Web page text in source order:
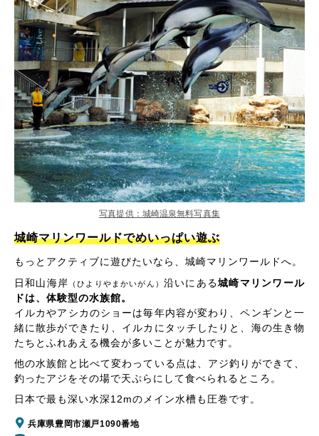
城崎マリンワールドでめいっぱい遊ぶ
もっとアクティブに遊びたいなら、城崎マリンワールドへ。
日和山海岸 （ひよりやまかいがん） 沿いにある城崎マリンワール
ドは、体験型の水族館。
イルカやアシカのショーは毎年内容が変わり、ペンギンと一
緒に散歩ができたり、イルカにタッチしたりと、海の生き物
たちとふれあえる機会が多いことが魅力です。
他の水族館と比べて変わっている点は、アジ釣りができて、
釣ったアジをその場で天ぷらにして食べられるところ。
日本で最も深い水深12mのメイン水槽も圧巻です。
兵庫県豊岡市瀬戸1090番地
写真提供：城崎温泉無料写真集